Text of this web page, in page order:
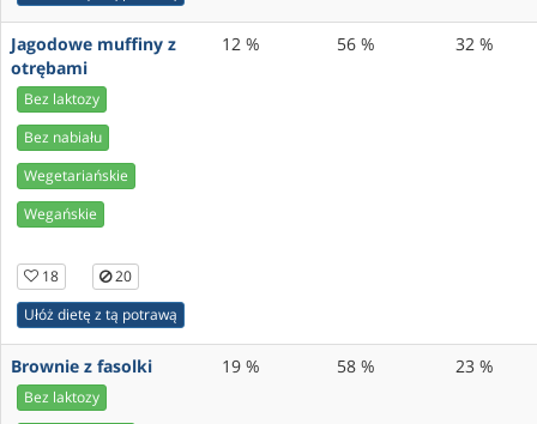
Jagodowe muffiny z
otrębami
Bez laktozy
Bez nabiału
Wegetariańskie
Wegańskie
18
20
Ułóż dietę z tą potrawą
12 % 56 % 32 %
Brownie z fasolki
Bez laktozy
19 % 58 % 23 %